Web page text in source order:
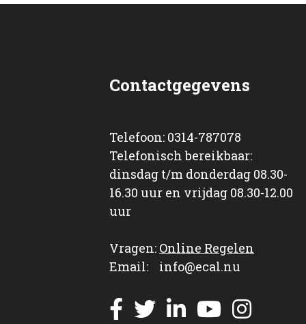
Nederlandse Genealogische Vereniging :
Nederlandse Genealogische Vereniging :
Nederlandse Genealogische Vereniging :
Nederlandse Genealogische Vereniging :
Nederlandse Genealogische Vereniging :
Nederlandse Genealogische Vereniging :
Contactgegevens
Telefoon: 0314-787078
Telefonisch bereikbaar:
dinsdag t/m donderdag 08.30-
16.30 uur en vrijdag 08.30-12.00
uur
Vragen: Online Regelen
Email: info@ecal.nu